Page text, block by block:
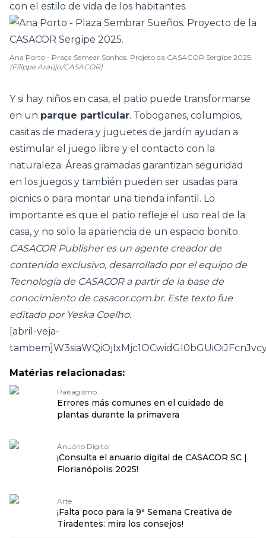
con el estilo de vida de los habitantes.
Ana Porto - Praça Semear Sonhos. Projeto da CASACOR Sergipe 2025.
(Filippe Araújo/CASACOR)
Y si hay niños en casa, el patio puede transformarse
en un parque particular. Toboganes, columpios,
casitas de madera y juguetes de jardín ayudan a
estimular el juego libre y el contacto con la
naturaleza. Áreas gramadas garantizan seguridad
en los juegos y también pueden ser usadas para
picnics o para montar una tienda infantil. Lo
importante es que el patio refleje el uso real de la
casa, y no solo la apariencia de un espacio bonito.
CASACOR Publisher es un agente creador de
contenido exclusivo, desarrollado por el equipo de
Tecnología de CASACOR a partir de la base de
conocimiento de casacor.com.br. Este texto fue
editado por Yeska Coelho.
[abril-veja-
Matérias relacionadas:
Paisagismo
Errores más comunes en el cuidado de
plantas durante la primavera
Anuário Digital
¡Consulta el anuario digital de CASACOR SC |
Florianópolis 2025!
Arte
¡Falta poco para la 9ª Semana Creativa de
Tiradentes: mira los consejos!